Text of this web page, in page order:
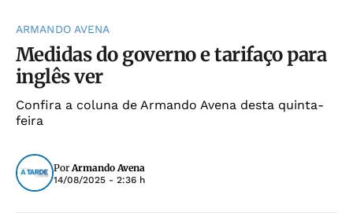
ARMANDO AVENA
Medidas do governo e tarifaço para
inglês ver
Confira a coluna de Armando Avena desta quinta-
feira
PorArmando Avena
14/08/2025 - 2:36 h